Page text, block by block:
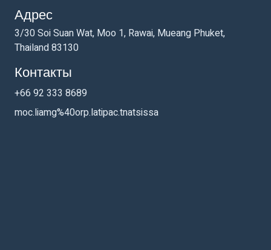
Адрес
3/30 Soi Suan Wat, Moo 1, Rawai, Mueang Phuket,
Thailand 83130
Контакты
+66 92 333 8689
moc.liamg%40orp.latipac.tnatsissa